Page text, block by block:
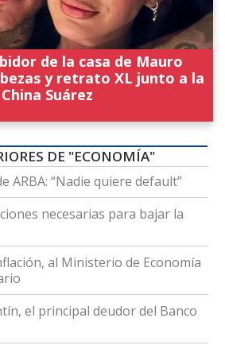
de la casa de Mauro
y retrato XL junto a la
China Suárez
DE "ECONOMÍA"
ARBA: “Nadie quiere default”
necesarias para bajar la
al Ministerio de Economía
el principal deudor del Banco